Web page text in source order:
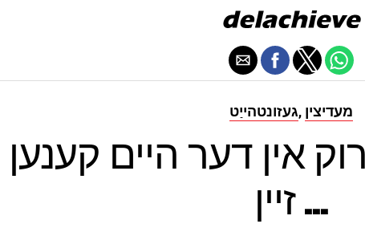
געזונטהייַט, מעדיצין
אין דער היים קענען
זיין ...